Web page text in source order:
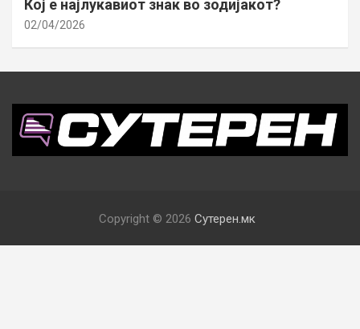
Кој е најлукавиот знак во зодијакот?
02/04/2026
Copyright © 2026 Сутерен.мк